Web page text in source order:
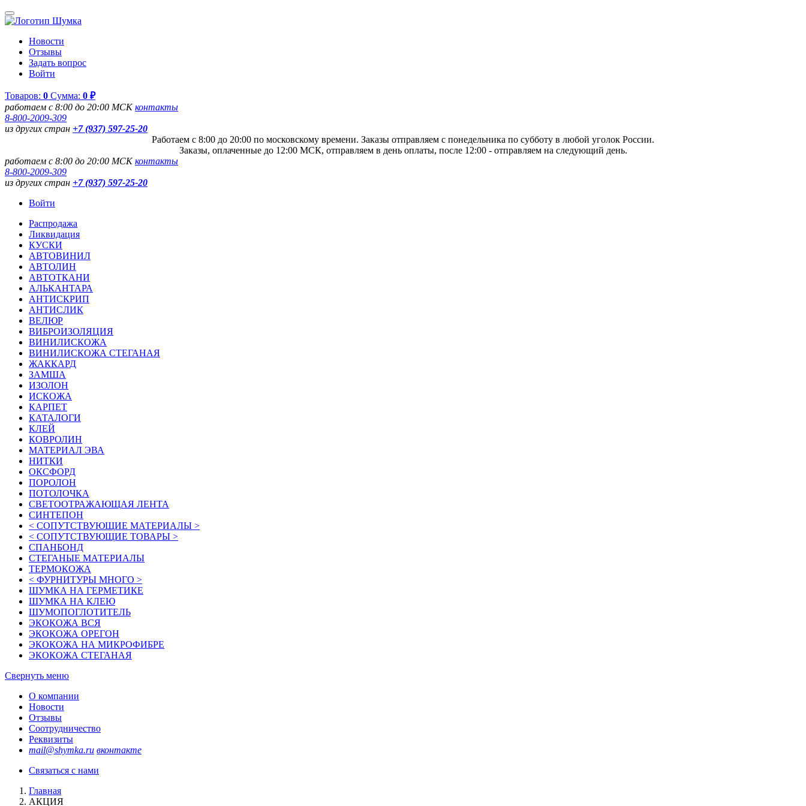
Новости
Отзывы
Задать вопрос
Войти
Товаров: 0 Сумма: 0 ₽
работаем с 8:00 до 20:00 МСКконтакты
8-800-2009-309
из других стран +7 (937) 597-25-20
Работаем с 8:00 до 20:00 по московскому времени. Заказы отправляем с понедельника по субботу в любой уголок России.
Заказы, оплаченные до 12:00 МСК, отправляем в день оплаты, после 12:00 - отправляем на следующий день.
работаем с 8:00 до 20:00 МСКконтакты
8-800-2009-309
из других стран +7 (937) 597-25-20
Войти
Распродажа
Ликвидация
КУСКИ
АВТОВИНИЛ
АВТОЛИН
АВТОТКАНИ
АЛЬКАНТАРА
АНТИСКРИП
АНТИСЛИК
ВЕЛЮР
ВИБРОИЗОЛЯЦИЯ
ВИНИЛИСКОЖА
ВИНИЛИСКОЖА СТЕГАНАЯ
ЖАККАРД
ЗАМША
ИЗОЛОН
ИСКОЖА
КАРПЕТ
КАТАЛОГИ
КЛЕЙ
КОВРОЛИН
МАТЕРИАЛ ЭВА
НИТКИ
ОКСФОРД
ПОРОЛОН
ПОТОЛОЧКА
СВЕТООТРАЖАЮЩАЯ ЛЕНТА
СИНТЕПОН
< СОПУТСТВУЮЩИЕ МАТЕРИАЛЫ >
< СОПУТСТВУЮЩИЕ ТОВАРЫ >
СПАНБОНД
СТЕГАНЫЕ МАТЕРИАЛЫ
ТЕРМОКОЖА
< ФУРНИТУРЫ МНОГО >
ШУМКА НА ГЕРМЕТИКЕ
ШУМКА НА КЛЕЮ
ШУМОПОГЛОТИТЕЛЬ
ЭКОКОЖА ВСЯ
ЭКОКОЖА ОРЕГОН
ЭКОКОЖА НА МИКРОФИБРЕ
ЭКОКОЖА СТЕГАНАЯ
Свернуть меню
О компании
Новости
Отзывы
Соотрудничество
Реквизиты
mail@shymka.ru вконтакте
Связаться с нами
Главная
АКЦИЯ